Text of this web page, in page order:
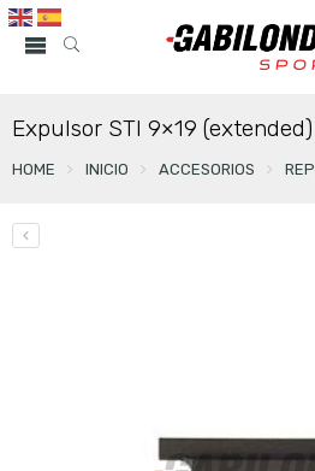
Expulsor STI 9×19 (extended)
HOME INICIO ACCESORIOS